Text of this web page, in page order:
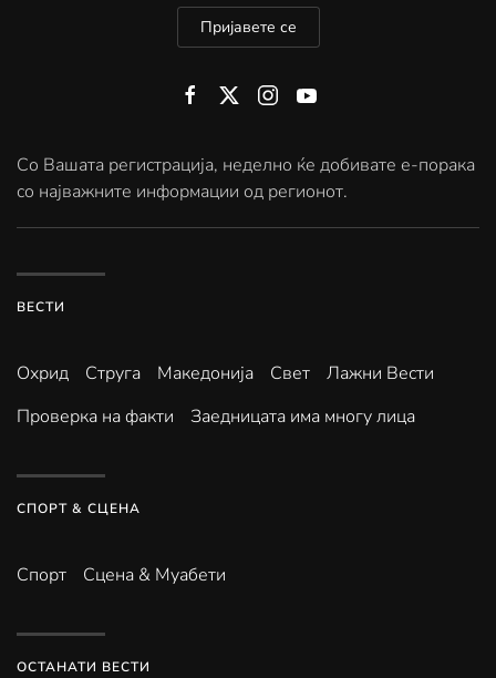
Пријавете се
Со Вашата регистрација, неделно ќе добивате е-порака
со најважните информации од регионот.
ВЕСТИ
Охрид Струга Македонија Свет
Лажни Вести
Проверка на факти
Заедницата има многу лица
СПОРТ & СЦЕНА
Спорт Сцена & Муабети
ОСТАНАТИ ВЕСТИ